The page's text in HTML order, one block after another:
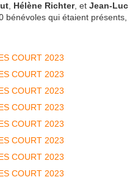
Hélène Richter, et Jean-Luc
qui étaient présents,